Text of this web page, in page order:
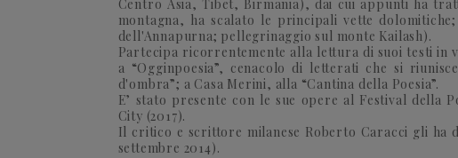
Centro Asia, Tibet, Birmania), dai cui appunti ha
montagna, ha scalato le principali vette
dell'Annapurna; pellegrinaggio sul monte Kailash).
Partecipa ricorrentemente alla lettura di suoi testi in
a “Ogginpoesia”, cenacolo di letterati che si
d'ombra”; a Casa Merini, alla “Cantina della Poesia”.
E’ stato presente con le sue opere al Festival della
City (2017).
Il critico e scrittore milanese Roberto Caracci gli ha
settembre 2014).